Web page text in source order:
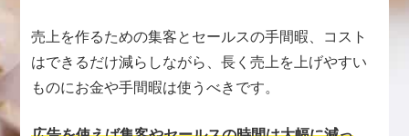
売上を作るための集客とセールスの手間暇、コスト
はできるだけ減らしながら、長く売上を上げやすい
ものにお金や手間暇は使うべきです。